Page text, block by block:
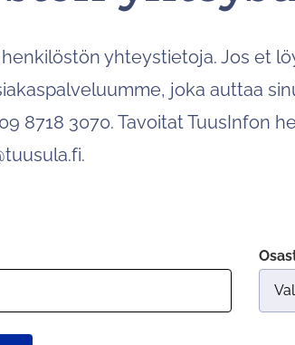
yhteystietoja. Jos et
joka auttaa
8718 3070. Tavoitat TuusInfon